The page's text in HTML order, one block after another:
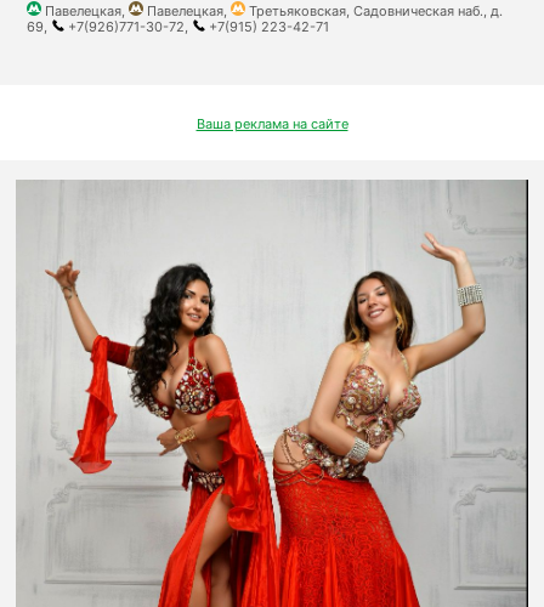
Павелецкая, Павелецкая,
Третьяковская, Садовническая наб., д.
69,
+7(926)771-30-72, +7(915) 223-42-71
Ваша реклама на сайте